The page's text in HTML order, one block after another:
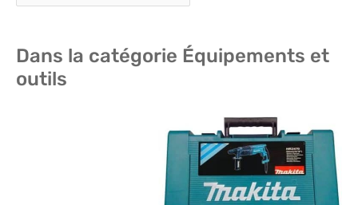
Dans la catégorie Équipements et
outils